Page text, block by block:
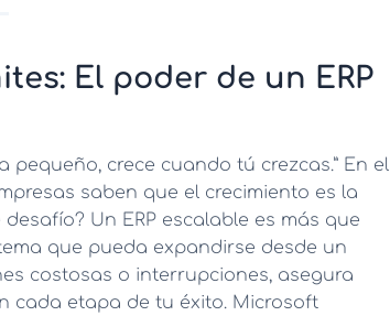
El poder de un ERP
pequeño, crece cuando tú crezcas.” En el
saben que el crecimiento es la
desafío? Un ERP escalable es más que
que pueda expandirse desde un
costosas o interrupciones, asegura
cada etapa de tu éxito. Microsoft